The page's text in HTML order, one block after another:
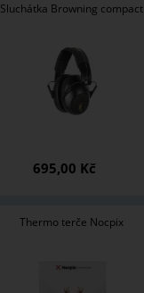
Sluchátka Browning compact
695,00 Kč
Thermo terče Nocpix